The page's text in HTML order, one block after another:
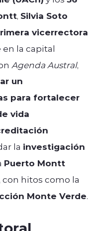
, Silvia Soto
vicerrectora
en la capital
Agenda Austral,
un
para fortalecer
vida
la investigación
Puerto Montt
, con hitos como la
Monte Verde.